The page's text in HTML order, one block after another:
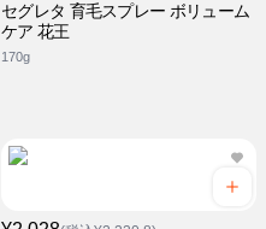
セグレタ 育毛スプレー ボリューム
ケア 花王
170g